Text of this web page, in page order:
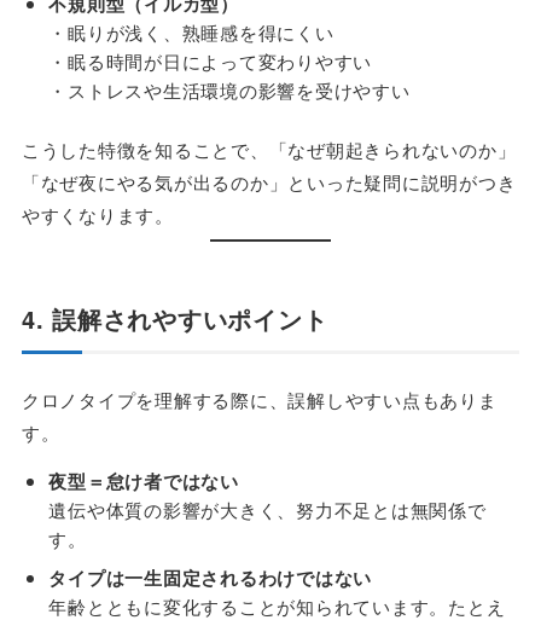
・眠りが浅く、熟睡感を得にくい
・眠る時間が日によって変わりやすい
・ストレスや生活環境の影響を受けやすい
こうした特徴を知ることで、「なぜ朝起きられないのか」
「なぜ夜にやる気が出るのか」といった疑問に説明がつき
やすくなります。
4. 誤解されやすいポイント
クロノタイプを理解する際に、誤解しやすい点もありま
す。
夜型＝怠け者ではない
遺伝や体質の影響が大きく、努力不足とは無関係で
す。
タイプは一生固定されるわけではない
年齢とともに変化することが知られています。たとえ